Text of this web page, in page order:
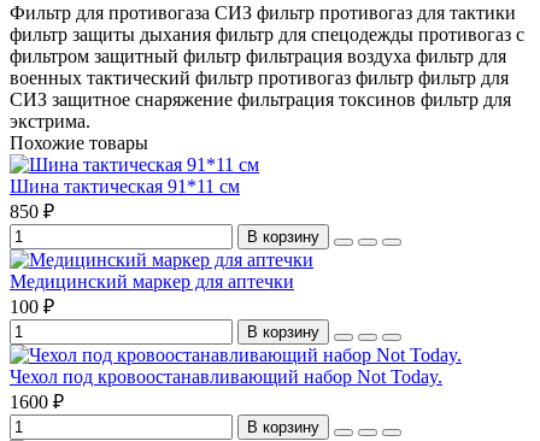
Фильтр для противогаза СИЗ фильтр противогаз для тактики
фильтр защиты дыхания фильтр для спецодежды противогаз с
фильтром защитный фильтр фильтрация воздуха фильтр для
военных тактический фильтр противогаз фильтр фильтр для
СИЗ защитное снаряжение фильтрация токсинов фильтр для
экстрима.
Похожие товары
Шина тактическая 91*11 см
850 ₽
В корзину
Медицинский маркер для аптечки
100 ₽
В корзину
Чехол под кровоостанавливающий набор Not Today.
1600 ₽
В корзину